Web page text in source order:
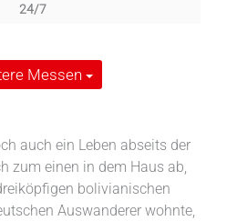
24/7
Messen
auch ein Leben abseits der
zum einen in dem Haus ab,
bolivianischen
Auswanderer wohnte,